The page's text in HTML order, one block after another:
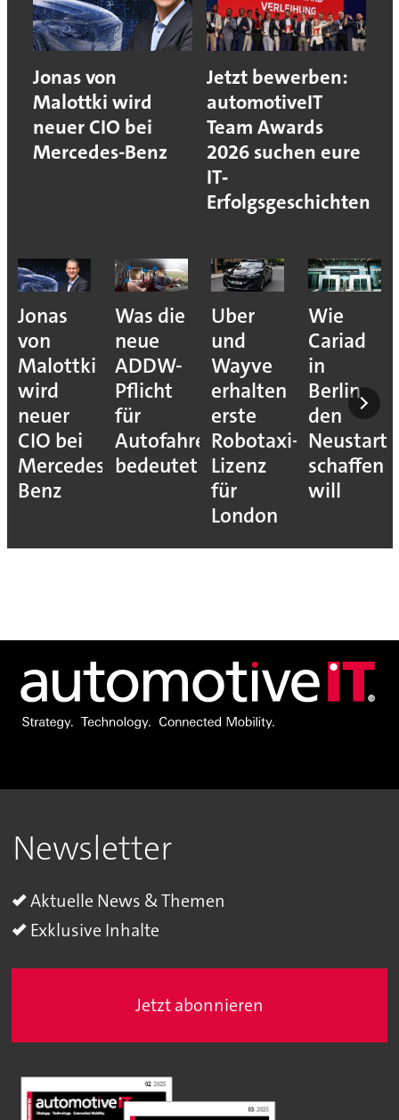
Jonas von
Malottki wird
neuer CIO bei
Mercedes-Benz
Jetzt bewerben:
automotiveIT
Team Awards
2026 suchen eure
IT‐
Erfolgsgeschichten
Jonas
von
Malottki
wird
neuer
CIO bei
Mercedes-
Benz
Was die
neue
ADDW-
Pflicht
für
Autofahrer
bedeutet
Uber
und
Wayve
erhalten
erste
Robotaxi-
Lizenz
für
London
Wie
Cariad
in
Berlin
den
Neustart
schaffen
will
Newsletter
Aktuelle News & Themen
Exklusive Inhalte
Jetzt abonnieren